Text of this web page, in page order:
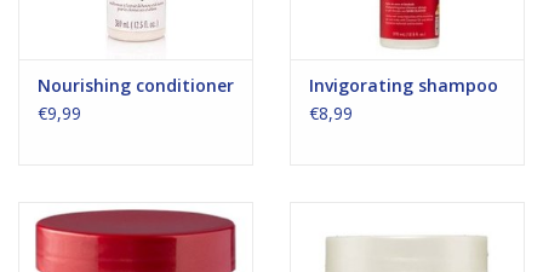
Nourishing conditioner
€9,99
Invigorating shampoo
€8,99